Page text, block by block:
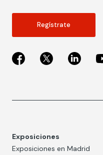
Regístrate
Exposiciones
Exposiciones en Madrid